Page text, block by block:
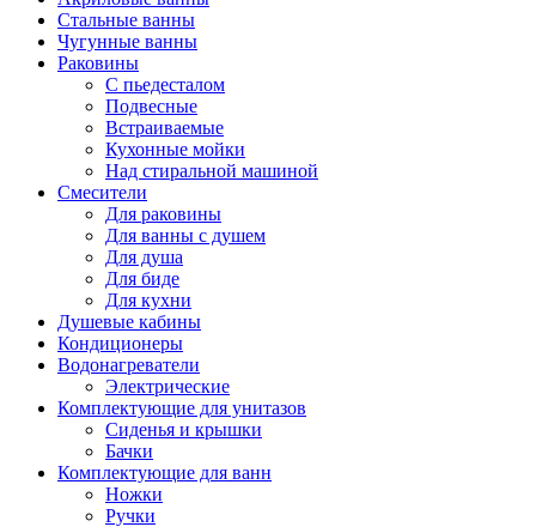
Стальные ванны
Чугунные ванны
Раковины
С пьедесталом
Подвесные
Встраиваемые
Кухонные мойки
Над стиральной машиной
Смесители
Для раковины
Для ванны с душем
Для душа
Для биде
Для кухни
Душевые кабины
Кондиционеры
Водонагреватели
Электрические
Комплектующие для унитазов
Сиденья и крышки
Бачки
Комплектующие для ванн
Ножки
Ручки